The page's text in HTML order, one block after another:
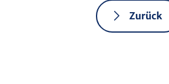
Zurück